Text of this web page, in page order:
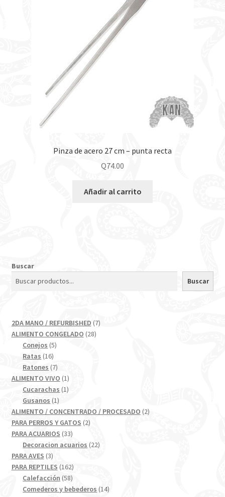
Pinza de acero 27 cm – punta recta
Q74.00
Añadir al carrito
Buscar
Buscar
2DA MANO / REFURBISHED 77
ALIMENTO CONGELADO 2828
Conejos 55
Ratas 1616
productos
Ratones 77
productos
ALIMENTO VIVO 11
producto
Cucarachas 11
Gusanos 11
producto
ALIMENTO / CONCENTRADO / PROCESADO 22
PARA PERROS Y GATOS 22
PARA ACUARIOS 3333
productos
Decoracion acuarios 2222
PARA AVES 33
productos
PARA REPTILES 162162
productos
Calefacción 5858
productos
Comederos y bebederos 1414